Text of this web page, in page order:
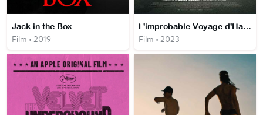
Jack in the Box
Film • 2019
L'improbable Voyage d'Harold Fry
Film • 2023